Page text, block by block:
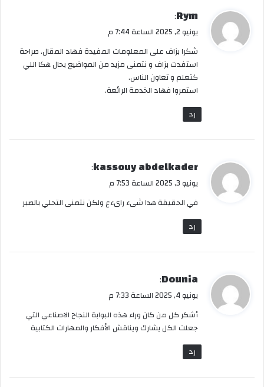
ي
و
ل
Rym
:
يونيو 2, 2025 الساعة 7:44 م
شكرا بزاف على المعلومات المفيدة فهاد المقال. صراحة
استفدت بزاف و نتمنى مزيد من المواضيع بحال هكا اللي
كتعلم و تعاون الناس.
استمروا فهاد الخدمة الرائعة.
رد
ي
و
ل
kassouy abdelkader
:
يونيو 3, 2025 الساعة 7:53 م
في الحقيقة هدا شىء راىءع ولكن نتمنى التحلي بالصبر
رد
ي
و
ل
Dounia
:
يونيو 4, 2025 الساعة 7:33 م
أشكر كل من كان وراء هذه البوابة النجاح الاصناعي التي
جعلت الكل يشارك ويناقش الأفكار والمهارات الكتابية
رد